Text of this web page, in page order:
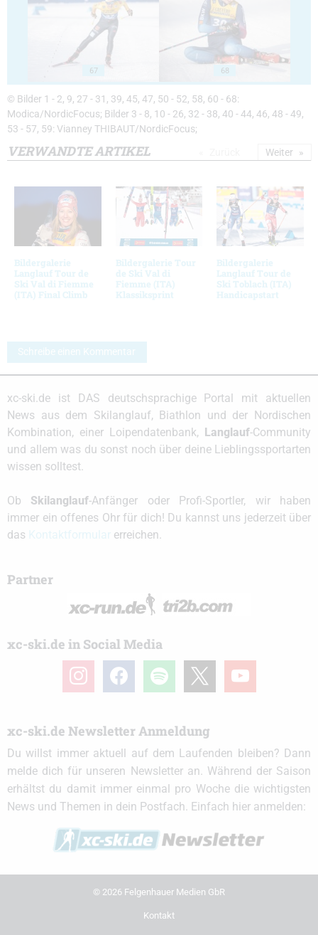
67 68
© Bilder 1 - 2, 9, 27 - 31, 39, 45, 47, 50 - 52, 58, 60 - 68:
Modica/NordicFocus; Bilder 3 - 8, 10 - 26, 32 - 38, 40 - 44, 46, 48 - 49,
53 - 57, 59: Vianney THIBAUT/NordicFocus;
VERWANDTE ARTIKEL
Bildergalerie
Langlauf Tour de
Ski Val di Fiemme
(ITA) Final Climb
Bildergalerie Tour
de Ski Val di
Fiemme (ITA)
Klassiksprint
Bildergalerie
Langlauf Tour de
Ski Toblach (ITA)
Handicapstart
Weiter
Schreibe einen Kommentar
xc-ski.de ist DAS deutschsprachige Portal mit aktuellen
News aus dem Skilanglauf, Biathlon und der Nordischen
Kombination, einer Loipendatenbank,
Langlauf-Community
und allem was du sonst noch über deine Lieblingssportarten
wissen solltest.
Ob Skilanglauf-Anfänger oder Profi-Sportler, wir haben
immer ein offenes Ohr für dich! Du kannst uns jederzeit über
das
erreichen.
Partner
xc-ski.de in Social Media
instagramfacebook spotify youtube
xc-ski.de Newsletter Anmeldung
Du willst immer aktuell auf dem Laufenden bleiben? Dann
melde dich für unseren Newsletter an. Während der Saison
erhältst du damit immer einmal pro Woche die wichtigsten
News und Themen in dein Postfach. Einfach hier anmelden:
© 2026 Felgenhauer Medien GbR
Kontakt